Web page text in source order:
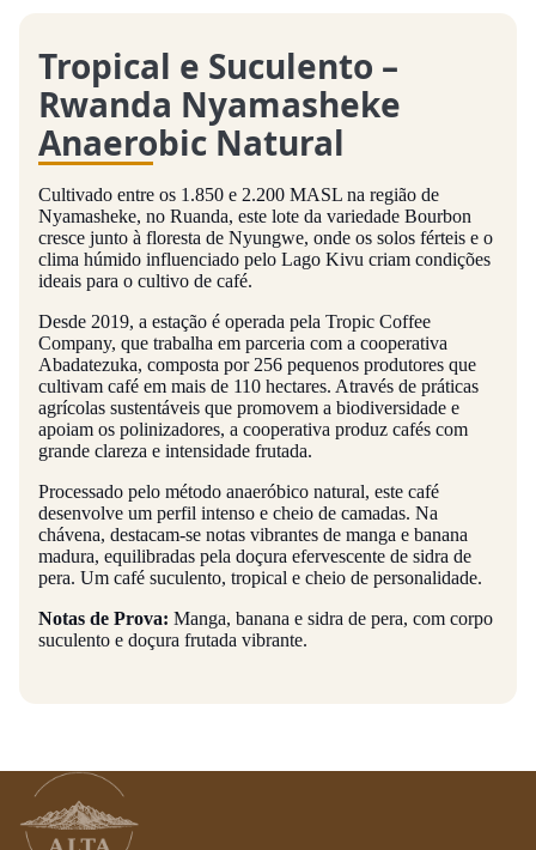
Tropical e Suculento –
Rwanda Nyamasheke
Anaerobic Natural
Cultivado entre os 1.850 e 2.200 MASL na região de
Nyamasheke, no Ruanda, este lote da variedade Bourbon
cresce junto à floresta de Nyungwe, onde os solos férteis e o
clima húmido influenciado pelo Lago Kivu criam condições
ideais para o cultivo de café.
Desde 2019, a estação é operada pela Tropic Coffee
Company, que trabalha em parceria com a cooperativa
Abadatezuka, composta por 256 pequenos produtores que
cultivam café em mais de 110 hectares. Através de práticas
agrícolas sustentáveis que promovem a biodiversidade e
apoiam os polinizadores, a cooperativa produz cafés com
grande clareza e intensidade frutada.
Processado pelo método anaeróbico natural, este café
desenvolve um perfil intenso e cheio de camadas. Na
chávena, destacam-se notas vibrantes de manga e banana
madura, equilibradas pela doçura efervescente de sidra de
pera. Um café suculento, tropical e cheio de personalidade.
Notas de Prova: Manga, banana e sidra de pera, com corpo
suculento e doçura frutada vibrante.